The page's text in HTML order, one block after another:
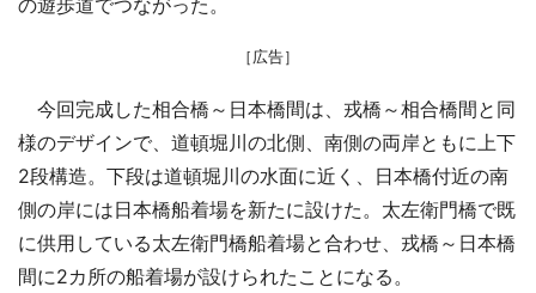
［広告］
今回完成した相合橋～日本橋間は、戎橋～相合橋間と同
様のデザインで、道頓堀川の北側、南側の両岸ともに上下
2段構造。下段は道頓堀川の水面に近く、日本橋付近の南
側の岸には日本橋船着場を新たに設けた。太左衛門橋で既
に供用している太左衛門橋船着場と合わせ、戎橋～日本橋
間に2カ所の船着場が設けられたことになる。